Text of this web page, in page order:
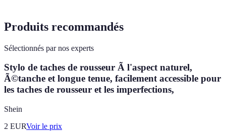
Produits recommandés
Sélectionnés par nos experts
Stylo de taches de rousseur Ã l'aspect naturel,
Ã©tanche et longue tenue, facilement accessible pour
les taches de rousseur et les imperfections,
Shein
2 EURVoir le prix